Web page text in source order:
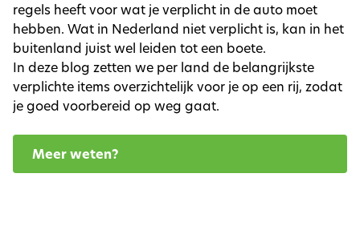
regels heeft voor wat je verplicht in de auto moet
hebben. Wat in Nederland niet verplicht is, kan in het
buitenland juist wel leiden tot een boete.
In deze blog zetten we per land de belangrijkste
verplichte items overzichtelijk voor je op een rij, zodat
je goed voorbereid op weg gaat.
Meer weten?